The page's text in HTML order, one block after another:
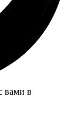
вами в